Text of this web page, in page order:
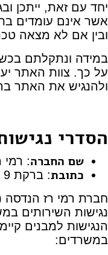
יחד עם זאת, ייתכן
אשר אינם עומדים
ובין אם לא מצאה
במידה ונתקלתם
על כך. צוות האתר
ולהנגיש את האתר
הסדרי
שם החברה: רמי רז
כתובת: ברקת 9 א.ת. קיסריה, ישראל
נגישות השירותים
הנגישות למבנים
במשרדים: